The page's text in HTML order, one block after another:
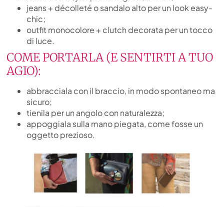
jeans + décolleté o sandalo alto per un look easy-
chic;
outfit monocolore + clutch decorata per un tocco
di luce.
COME PORTARLA (E SENTIRTI A TUO
AGIO):
abbracciala con il braccio, in modo spontaneo ma
sicuro;
tienila per un angolo con naturalezza;
appoggiala sulla mano piegata, come fosse un
oggetto prezioso.